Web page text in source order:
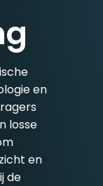
en
losse
en
de